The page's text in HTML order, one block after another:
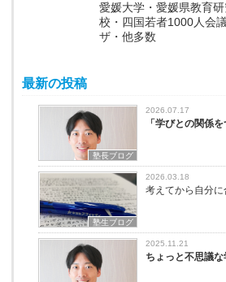
愛媛大学・愛媛県教育
校・四国若者1000人会
ザ・他多数
最新の投稿
塾長ブログ
2026.07.17
「学びとの関係
塾生ブログ
2026.03.18
考えてから自分に
2025.11.21
ちょっと不思議な